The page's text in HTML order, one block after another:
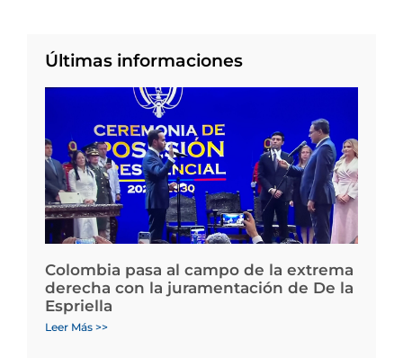
Últimas informaciones
Colombia pasa al campo de la extrema
derecha con la juramentación de De la
Espriella
Leer Más >>